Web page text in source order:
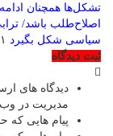
تشکل‌ها همچنان
اصلاح‌طلب باشد/
سیاسی شکل بگیرد
ثبت دیدگاه
دیدگاه های
مدیریت در
پیام هایی که